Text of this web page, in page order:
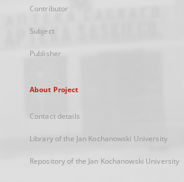
Contributor
Subject
Publisher
About Project
Contact details
Library of the Jan Kochanowski University
Repository of the Jan Kochanowski University